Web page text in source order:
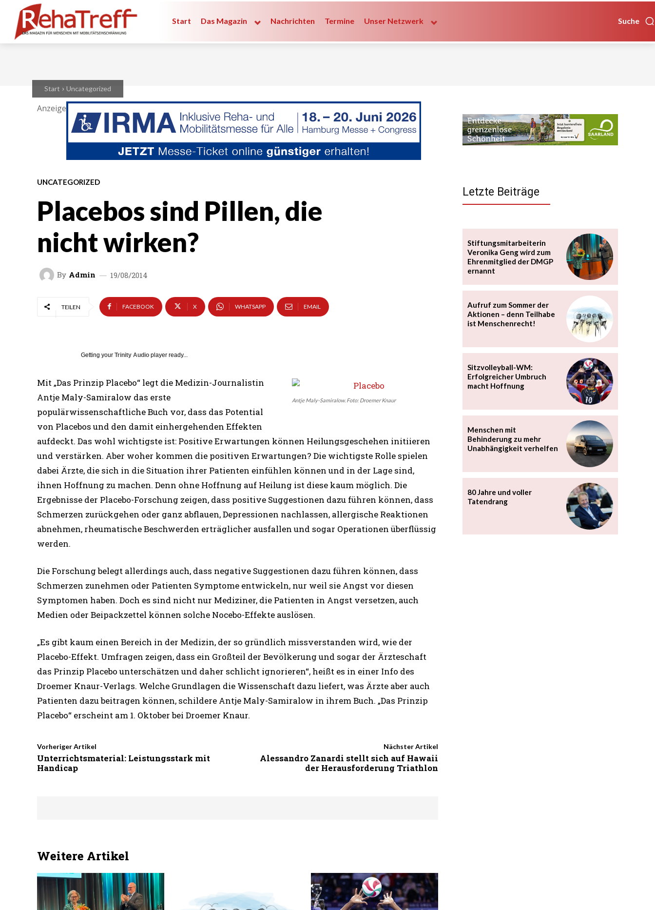
Suche
Start Das Magazin Nachrichten Termine Unser Netzwerk
Start Uncategorized
Anzeige
UNCATEGORIZED
Placebos sind Pillen, die
nicht wirken?
By Admin 19/08/2014
TEILEN FACEBOOK X WHATSAPP EMAIL
Getting your Trinity Audio player ready...
Antje Maly-Samiralow. Foto: Droemer Knaur
Mit „Das Prinzip Placebo“ legt die Medizin-Journalistin
Antje Maly-Samiralow das erste
populärwissenschaftliche Buch vor, dass das Potential
von Placebos und den damit einhergehenden Effekten
aufdeckt. Das wohl wichtigste ist: Positive Erwartungen können Heilungsgeschehen initiieren
und verstärken. Aber woher kommen die positiven Erwartungen? Die wichtigste Rolle spielen
dabei Ärzte, die sich in die Situation ihrer Patienten einfühlen können und in der Lage sind,
ihnen Hoffnung zu machen. Denn ohne Hoffnung auf Heilung ist diese kaum möglich. Die
Ergebnisse der Placebo-Forschung zeigen, dass positive Suggestionen dazu führen können, dass
Schmerzen zurückgehen oder ganz abflauen, Depressionen nachlassen, allergische Reaktionen
abnehmen, rheumatische Beschwerden erträglicher ausfallen und sogar Operationen überflüssig
werden.
Die Forschung belegt allerdings auch, dass negative Suggestionen dazu führen können, dass
Schmerzen zunehmen oder Patienten Symptome entwickeln, nur weil sie Angst vor diesen
Symptomen haben. Doch es sind nicht nur Mediziner, die Patienten in Angst versetzen, auch
Medien oder Beipackzettel können solche Nocebo-Effekte auslösen.
„Es gibt kaum einen Bereich in der Medizin, der so gründlich missverstanden wird, wie der
Placebo-Effekt. Umfragen zeigen, dass ein Großteil der Bevölkerung und sogar der Ärzteschaft
das Prinzip Placebo unterschätzen und daher schlicht ignorieren“, heißt es in einer Info des
Droemer Knaur-Verlags. Welche Grundlagen die Wissenschaft dazu liefert, was Ärzte aber auch
Patienten dazu beitragen können, schildere Antje Maly-Samiralow in ihrem Buch. „Das Prinzip
Placebo“ erscheint am 1. Oktober bei Droemer Knaur.
Vorheriger Artikel
Unterrichtsmaterial: Leistungsstark mit
Handicap
Nächster Artikel
Alessandro Zanardi stellt sich auf Hawaii
der Herausforderung Triathlon
Weitere Artikel
Letzte Beiträge
Stiftungsmitarbeiterin
Veronika Geng wird zum
Ehrenmitglied der DMGP
ernannt
Aufruf zum Sommer der
Aktionen – denn Teilhabe
ist Menschenrecht!
Sitzvolleyball-WM:
Erfolgreicher Umbruch
macht Hoffnung
Menschen mit
Behinderung zu mehr
Unabhängigkeit verhelfen
80 Jahre und voller
Tatendrang